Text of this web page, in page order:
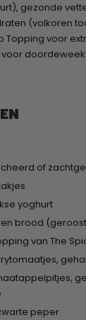
gezonde
(volkoren
Topping voor
of
yoghurt
brood
van The
peper